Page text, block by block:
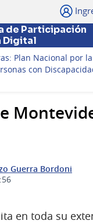
de Participación
Digital
Plan Nacional por
con
Guerra Bordoni
en toda su